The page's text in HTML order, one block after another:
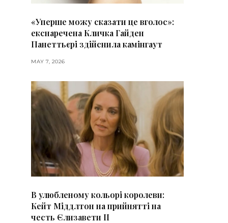
«Уперше можу сказати це вголос»:
екснаречена Кличка Гайден
Панеттьєрі здійснила камінгаут
MAY 7, 2026
В улюбленому кольорі королеви:
Кейт Міддлтон на прийнятті на
честь Єлизавети II